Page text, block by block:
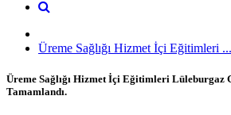
Üreme Sağlığı Hizmet İçi Eğitimleri ...
Üreme Sağlığı Hizmet İçi Eğitimleri
Tamamlandı.